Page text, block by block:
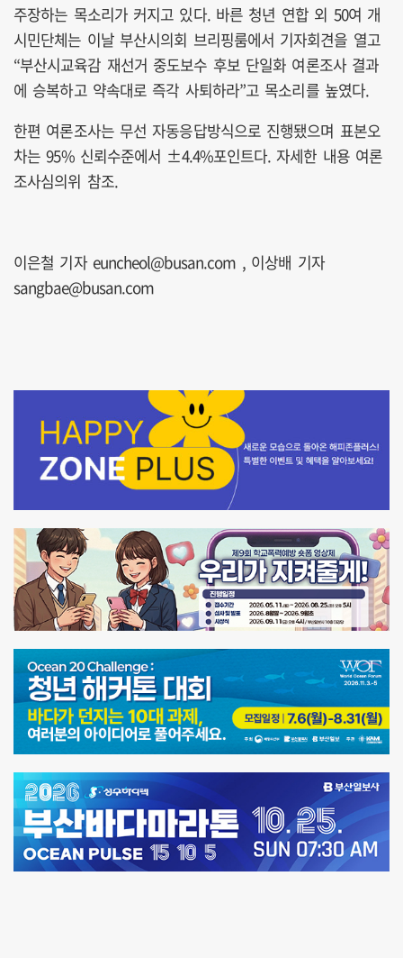
주장하는 목소리가 커지고 있다. 바른 청년 연합 외 50여 개
시민단체는 이날 부산시의회 브리핑룸에서 기자회견을 열고
“부산시교육감 재선거 중도보수 후보 단일화 여론조사 결과
에 승복하고 약속대로 즉각 사퇴하라”고 목소리를 높였다.
한편 여론조사는 무선 자동응답방식으로 진행됐으며 표본오
차는 95% 신뢰수준에서 ±4.4%포인트다. 자세한 내용 여론
조사심의위 참조.
이은철 기자 euncheol@busan.com , 이상배 기자
sangbae@busan.com